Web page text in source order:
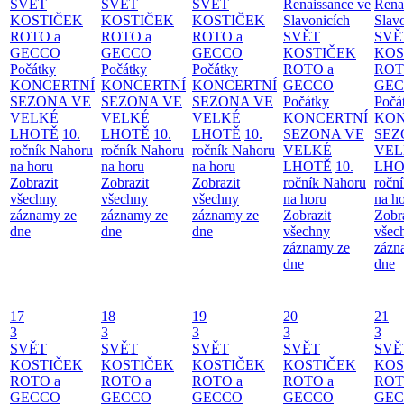
SVĚT
KOSTIČEK
ROTO a
GECCO
Počátky
KONCERTNÍ
SEZONA VE
VELKÉ
LHOTĚ 10.
ročník Nahoru
na horu
Zobrazit
všechny
záznamy ze
dne
SVĚT
KOSTIČEK
ROTO a
GECCO
Počátky
KONCERTNÍ
SEZONA VE
VELKÉ
LHOTĚ 10.
ročník Nahoru
na horu
Zobrazit
všechny
záznamy ze
dne
SVĚT
KOSTIČEK
ROTO a
GECCO
Počátky
KONCERTNÍ
SEZONA VE
VELKÉ
LHOTĚ 10.
ročník Nahoru
na horu
Zobrazit
všechny
záznamy ze
dne
Renaissance ve
Slavonicích
SVĚT
KOSTIČEK
ROTO a
GECCO
Počátky
KONCERTNÍ
SEZONA VE
VELKÉ
LHOTĚ 10.
ročník Nahoru
na horu
Zobrazit
všechny
záznamy ze
dne
na
dne
17
3
SVĚT
KOSTIČEK
ROTO a
GECCO
18
3
SVĚT
KOSTIČEK
ROTO a
GECCO
19
3
SVĚT
KOSTIČEK
ROTO a
GECCO
20
3
SVĚT
KOSTIČEK
ROTO a
GECCO
21
3